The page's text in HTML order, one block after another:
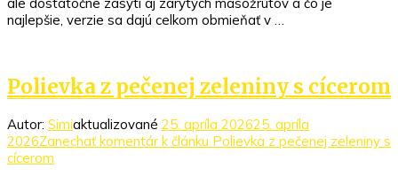
najlepšie, verzie sa dajú celkom obmieňať v …
Polievka z pečenej zeleniny s cícerom
Autor: Simiaktualizované 25. apríla 202625. apríla
2026Zanechať komentár k článku Polievka z pečenej zeleniny s
cícerom